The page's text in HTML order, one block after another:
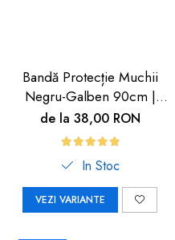
Bandă Protecție Muchii
Negru-Galben 90cm |
Carboysafety
de la 38,00 RON
In Stoc
VEZI VARIANTE